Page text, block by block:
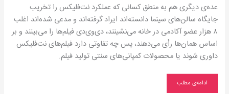
عده‌ی دیگری هم به منطق کسانی که عملکرد نت‌فلیکس را تخریب
جایگاه سالن‌های سینما دانسته‌اند ایراد گرفته‌اند و مدعی شده‌اند اغلب
۸ هزار عضو آکادمی در خانه می‌نشینند، دی‌وی‌دی فیلم‌ها را می‌بینند و بر
اساس همان‌ها رأی می‌دهند، پس چه تفاوتی دارد فیلم‌های نت‌فلیکس
داوری شوند یا محصولات کمپانی‌های سنتی تولید فیلم.
ادامه‌ی مطلب